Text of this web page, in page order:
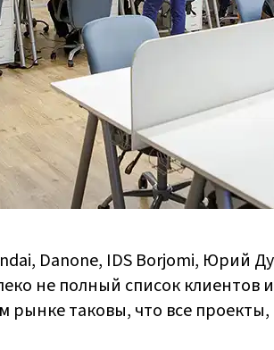
Danone, IDS Borjomi, Юрий
не полный список клиентов
рынке таковы, что все